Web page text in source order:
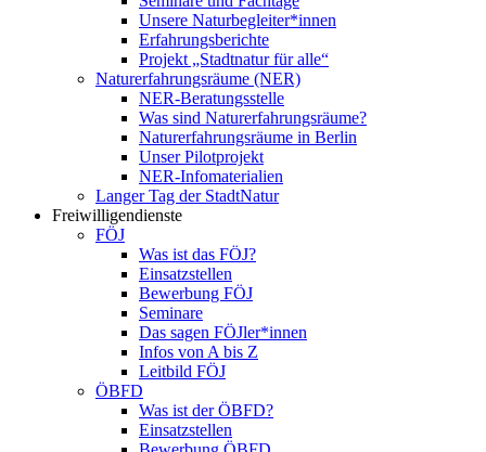
Unsere Naturbegleiter*innen
Erfahrungsberichte
Projekt „Stadtnatur für alle“
Naturerfahrungsräume (NER)
NER-Beratungsstelle
Was sind Naturerfahrungsräume?
Naturerfahrungsräume in Berlin
Unser Pilotprojekt
NER-Infomaterialien
Langer Tag der StadtNatur
Freiwilligendienste
FÖJ
Was ist das FÖJ?
Einsatzstellen
Bewerbung FÖJ
Seminare
Das sagen FÖJler*innen
Infos von A bis Z
Leitbild FÖJ
ÖBFD
Was ist der ÖBFD?
Einsatzstellen